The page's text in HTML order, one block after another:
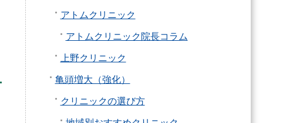
アトムクリニック
アトムクリニック院長コラム
上野クリニック
亀頭増大（強化）
クリニックの選び方